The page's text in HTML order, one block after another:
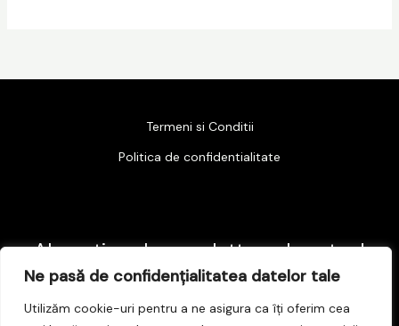
Ne pasă de confidențialitatea datelor tale
Utilizăm cookie-uri pentru a ne asigura ca îți oferim cea
Termeni si Conditii
Politica de confidentialitate
Abonati-va la newsletter-ul nostru !
E